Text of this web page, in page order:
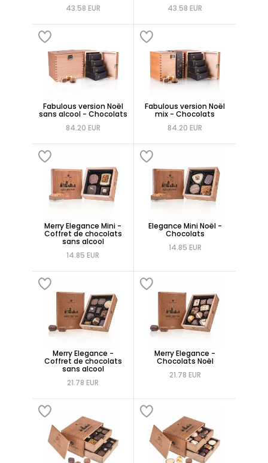
43.58 EUR
43.58 EUR
Fabulous version Noël
sans alcool - Chocolats
84.20 EUR
Fabulous version Noël
mix - Chocolats
84.20 EUR
Merry Elegance Mini -
Coffret de chocolats
sans alcool
14.85 EUR
Elegance Mini Noël -
Chocolats
14.85 EUR
Merry Elegance -
Coffret de chocolats
sans alcool
21.78 EUR
Merry Elegance -
Chocolats Noël
21.78 EUR